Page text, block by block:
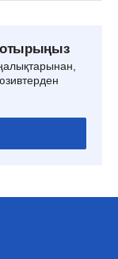
отырыңыз